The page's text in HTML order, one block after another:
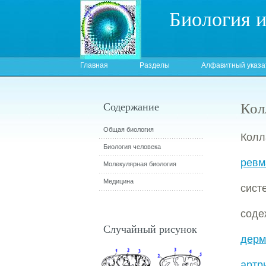
Биология
Главная Разделы Алфавитный
Содержание
Общая биология
Биология человека
Молекулярная биология
Медицина
Случайный рисунок